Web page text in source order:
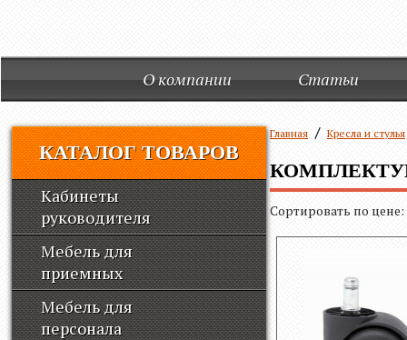
О компании Статьи
КАТАЛОГ ТОВАРОВ
Кабинеты
руководителя
Мебель для
приемных
Мебель для
персонала
Главная Кресла и стулья
Сортировать по цене: